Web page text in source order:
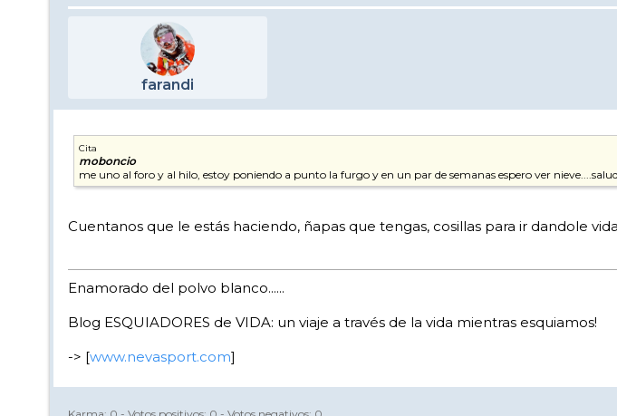
farandi
Cita
moboncio
me uno al foro y al hilo, estoy poniendo a punto la furgo y en un par de semanas espero ver
Cuentanos que le estás haciendo, ñapas que tengas, cosillas para ir dandole
Enamorado del polvo blanco......
Blog ESQUIADORES de VIDA: un viaje a través de la vida mientras esquiamos!
-> [www.nevasport.com]
Karma: 0 - Votos positivos: 0 - Votos negativos: 0